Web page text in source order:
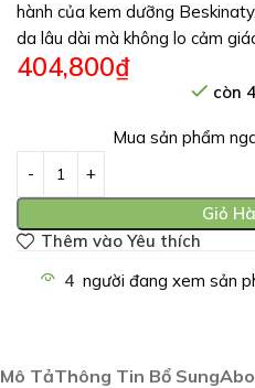
hành của kem dưỡng
da lâu dài mà không lo cảm
404,800₫
còn
Mua sản phẩm
Giỏ
Thêm vào Yêu thích
4 người đang xem sản
Mô TảThông Tin Bổ Sung